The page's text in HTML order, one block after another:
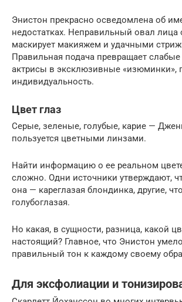
Энистон прекрасно осведомлена об
недостатках. Неправильный овал лица
маскирует макияжем и удачными
Правильная подача превращает
актрисы в эксклюзивные «изюминки»,
индивидуальность.
Цвет глаз
Серые, зеленые, голубые, карие —
пользуется цветными линзами.
Найти информацию о ее реальном
сложно. Одни источники утверждают,
она — кареглазая блондинка, другие,
голубоглазая.
Но какая, в сущности, разница, какой
настоящий? Главное, что Энистон
правильный тон к каждому своему
Для эксфолиации и